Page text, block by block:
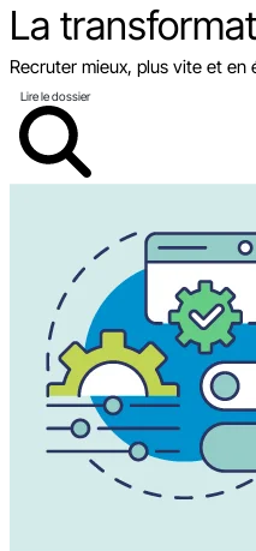
La
Recruter mieux, plus vite et en
Lire le dossier